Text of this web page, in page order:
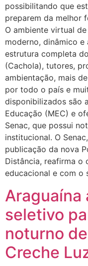
possibilitando que
preparem da melhor
O ambiente virtual
moderno, dinâmico e
estrutura completa
(Cachola), tutores,
ambientação, mais
por todo o país e
disponibilizados são
Educação (MEC) e
Senac, que possui
institucional. O
publicação da nova
Distância, reafirma o
educacional e com o
Araguaína
seletivo
noturno
Creche